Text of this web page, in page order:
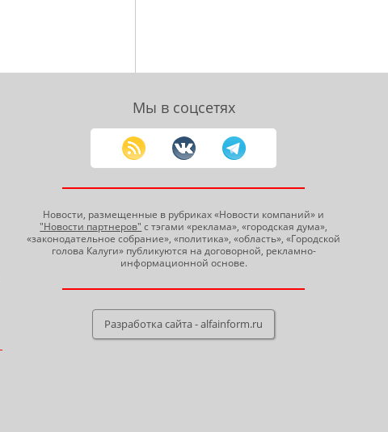
Мы в соцсетях
Новости, размещенные в рубриках «Новости компаний» и
"Новости партнеров" с тэгами «реклама», «городская дума»,
«законодательное собрание», «политика», «область», «Городской
голова Калуги» публикуются на договорной, рекламно-
информационной основе.
Разработка сайта - alfainform.ru